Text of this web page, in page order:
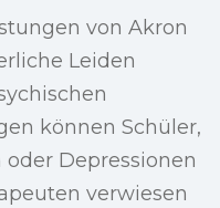
von Akron
Leiden
können Schüler,
Depressionen
verwiesen